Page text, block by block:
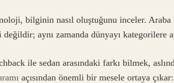
bilginin nasıl oluştuğunu inceler.
aynı zamanda dünyayı kategorilere
ile sedan arasındaki farkı bilmek,
açısından önemli bir mesele ortaya